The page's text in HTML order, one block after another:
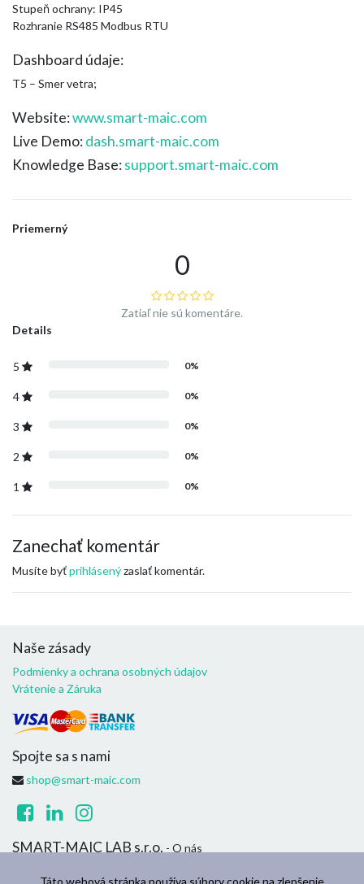
Táto webová stránka používa súbory cookie na zlepšenie
Stupeň ochrany: IP45
Rozhranie RS485 Modbus RTU
Dashboard údaje:
T5 – Smer vetra;
Website:www.smart-maic.com
Live Demo:dash.smart-maic.com
Knowledge Base:support.smart-maic.com
Priemerný
0
Zatiaľ nie sú komentáre.
Details
5 0%
4 0%
3 0%
2 0%
1 0%
Zanechať komentár
Musíte byťprihlásenýzaslať komentár.
Naše zásady
Podmienky a ochrana osobných údajov
Vrátenie a Záruka
Spojte sa s nami
shop@smart-maic.com
SMART-MAIC LAB s.r.o. - O nás